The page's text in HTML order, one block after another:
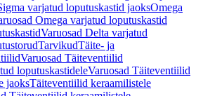
varjatud loputuskastid jaoksOmega
Omega varjatud loputuskastid
Varuosad Delta varjatud
TarvikudTäite- ja
Varuosad Täiteventiilid
loputuskastideleVaruosad Täiteventiilid
jaoksTäiteventiilid keraamilistele